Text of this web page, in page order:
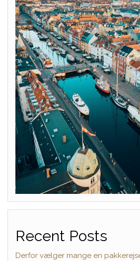
Recent Posts
Derfor vælger mange en